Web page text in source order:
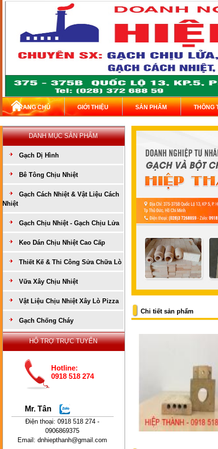
TRANG CHỦ GIỚI THIỆU SẢN PHẨM THÔNG
DANH MỤC SẢN PHẨM
Gạch Dị Hình
Bê Tông Chịu Nhiệt
Gạch Cách Nhiệt & Vật Liệu Cách
Nhiệt
Gạch Chịu Nhiệt - Gạch Chịu Lửa
Keo Dán Chịu Nhiệt Cao Cấp
Thiết Kế & Thi Công Sửa Chữa Lò
Vữa Xây Chịu Nhiệt
Vật Liệu Chịu Nhiệt Xây Lò Pizza
Gạch Chống Cháy
HỔ TRỢ TRỰC TUYẾN
Hotline:
0918 518 274
Mr. Tân
Điện thoại: 0918 518 274 -
0906869375
Email: dnhiepthanh@gmail.com
Chi tiết sản phẩm